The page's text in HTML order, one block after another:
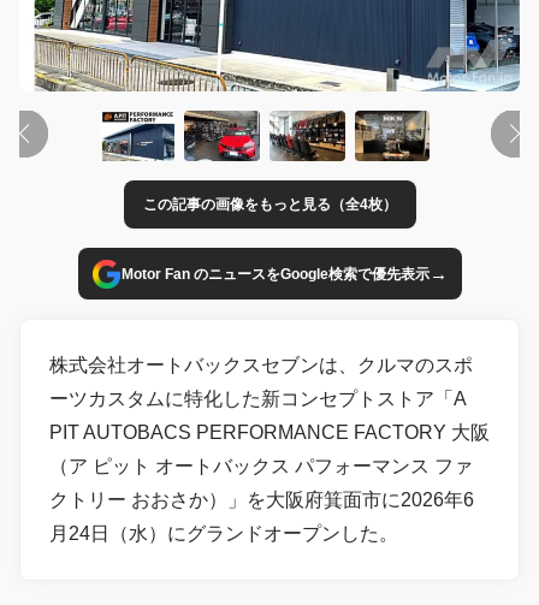
この記事の画像をもっと見る（全4枚）
Motor Fan のニュースをGoogle検索で優先表示→
株式会社オートバックスセブンは、クルマのスポ
ーツカスタムに特化した新コンセプトストア「A
PIT AUTOBACS PERFORMANCE FACTORY 大阪
（ア ピット オートバックス パフォーマンス ファ
クトリー おおさか）」を大阪府箕面市に2026年6
月24日（水）にグランドオープンした。